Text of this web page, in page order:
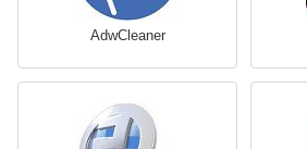
AdwCleaner